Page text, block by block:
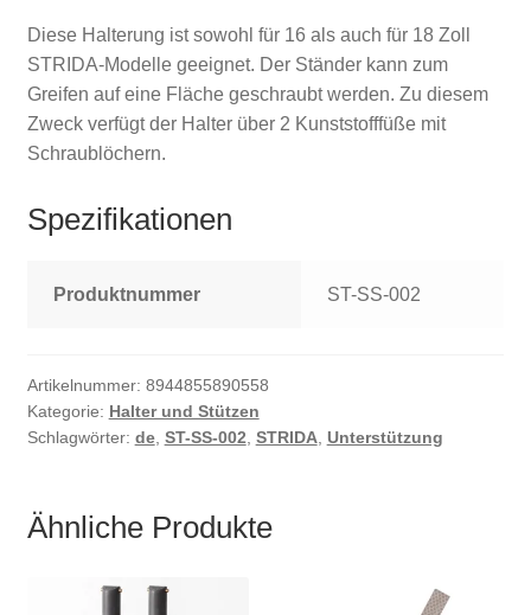
Diese Halterung ist sowohl für 16 als auch für 18 Zoll
STRIDA-Modelle geeignet. Der Ständer kann zum
Greifen auf eine Fläche geschraubt werden. Zu diesem
Zweck verfügt der Halter über 2 Kunststofffüße mit
Schraublöchern.
Spezifikationen
Produktnummer ST-SS-002
Artikelnummer: 8944855890558
Kategorie: Halter und Stützen
Schlagwörter: de, ST-SS-002, STRIDA, Unterstützung
Ähnliche Produkte